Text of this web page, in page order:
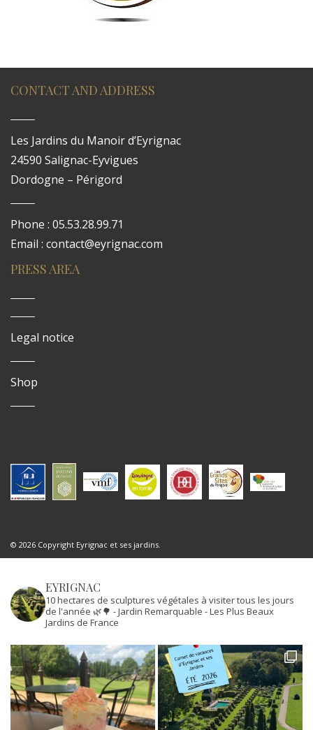
CONTACT AND ADDRESS
Les Jardins du Manoir d’Eyrignac
24590 Salignac-Eyvigues
Dordogne – Périgord
Phone : 05.53.28.99.71
Email : contact@eyrignac.com
PRESS AREA
Legal notice
Shop
© 2026 Copyright Eyrignac et ses jardins.
EYRIGNAC
10 hectares de sculptures végétales à visiter tous les jours
de l'année 🌿🌳 - Jardin Remarquable - Les Plus Beaux
Jardins de France